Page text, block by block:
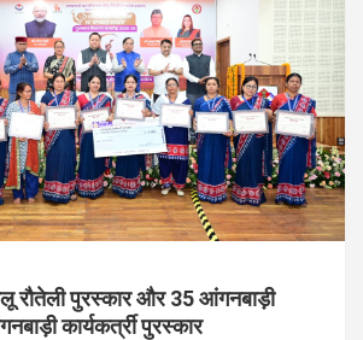
रौतेली पुरस्कार और 35 आंगनबाड़ी
कार्यकर्त्री पुरस्कार